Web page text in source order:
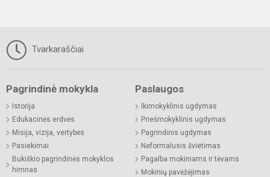
Tvarkaraščiai
Pagrindinė mokykla
Istorija
Edukacinės erdvės
Misija, vizija, vertybės
Pasiekimai
Bukiškio pagrindinės mokyklos
himnas
Paslaugos
Ikimokyklinis ugdymas
Priešmokyklinis ugdymas
Pagrindinis ugdymas
Neformalusis švietimas
Pagalba mokiniams ir tėvams
Mokinių pavėžėjimas